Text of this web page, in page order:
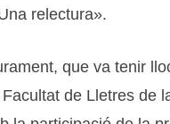
relectura».
que va tenir
de Lletres de